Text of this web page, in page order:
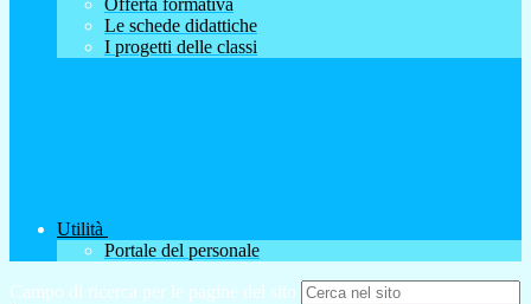
Offerta formativa
Le schede didattiche
I progetti delle classi
Utilità
Portale del personale
Campo di ricerca per le pagine del sito